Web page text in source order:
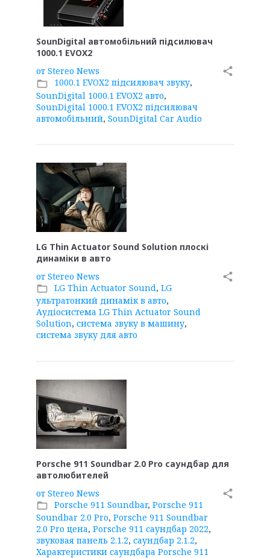
SounDigital автомобільний підсилювач
1000.1 EVOX2
от Stereo News
folder_open 1000.1 EVOX2 підсилювач звуку,
SounDigital 1000.1 EVOX2 авто,
SounDigital 1000.1 EVOX2 підсилювач
автомобільний, SounDigital Car Audio
share
LG Thin Actuator Sound Solution плоскі
динаміки в авто
от Stereo News
folder_open LG Thin Actuator Sound, LG
ультратонкий динамік в авто,
Аудіосистема LG Thin Actuator Sound
Solution, система звуку в машину,
система звуку для авто
share
Porsche 911 Soundbar 2.0 Pro саундбар для
автолюбителей
от Stereo News
folder_open Porsche 911 Soundbar, Porsche 911
Soundbar 2.0 Pro, Porsche 911 Soundbar
2.0 Pro цена, Porsche 911 саундбар 2022,
звуковая панель 2.1.2, саундбар 2.1.2,
Характеристики саундбара Porsche 911
share